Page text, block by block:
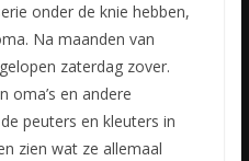
onder de knie hebben,
Na maanden van
zaterdag zover.
oma’s en andere
peuters en kleuters in
zien wat ze allemaal